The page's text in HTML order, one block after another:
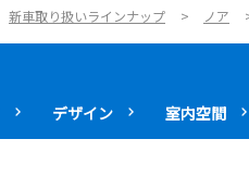
新車取り扱いラインナップ ノア
デザイン 室内空間